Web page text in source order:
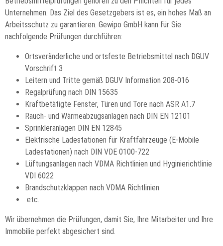
Unternehmen. Das Ziel des Gesetzgebers ist es, ein hohes Maß an
Arbeitsschutz zu garantieren. Gewipo GmbH kann für Sie
nachfolgende Prüfungen durchführen:
Ortsveränderliche und ortsfeste Betriebsmittel nach DGUV
Vorschrift 3
Leitern und Tritte gemäß DGUV Information 208-016
Regalprüfung nach DIN 15635
Kraftbetätigte Fenster, Türen und Tore nach ASR A1.7
Rauch- und Wärmeabzugsanlagen nach DIN EN 12101
Sprinkleranlagen DIN EN 12845
Elektrische Ladestationen für Kraftfahrzeuge (E-Mobile
Ladestationen) nach DIN VDE 0100-722
Lüftungsanlagen nach VDMA Richtlinien und Hyginierichtlinie
VDI 6022
Brandschutzklappen nach VDMA Richtlinien
etc.
Wir übernehmen die Prüfungen, damit Sie, Ihre Mitarbeiter und Ihre
Immobilie perfekt abgesichert sind.